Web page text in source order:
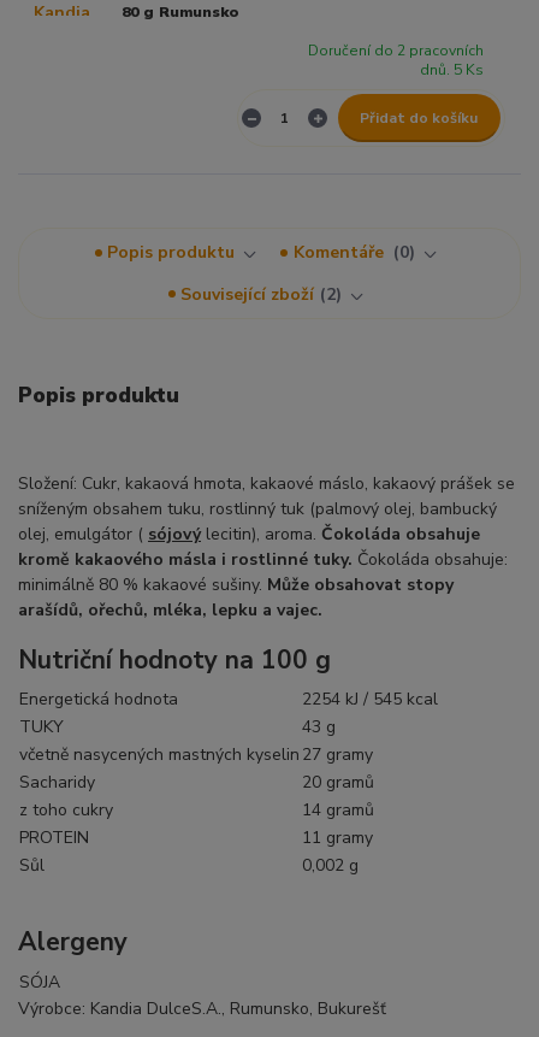
80 g Rumunsko
Doručení do 2 pracovních
dnů. 5 Ks
Přidat do košíku
Popis produktu Komentáře
0
Související zboží 2
Popis produktu
Složení: Cukr, kakaová hmota, kakaové máslo, kakaový prášek se
sníženým obsahem tuku, rostlinný tuk (palmový olej, bambucký
olej, emulgátor ( sójovýlecitin), aroma. Čokoláda obsahuje
kromě kakaového másla i rostlinné tuky. Čokoláda obsahuje:
minimálně 80 % kakaové sušiny. Může obsahovat stopy
arašídů, ořechů, mléka, lepku a vajec.
Nutriční hodnoty na 100 g
Energetická hodnota 2254 kJ / 545 kcal
TUKY
43 g
včetně nasycených mastných kyselin 27 gramy
Sacharidy
20 gramů
z toho cukry
14 gramů
PROTEIN
11 gramy
Sůl
0,002 g
Alergeny
SÓJA
Výrobce: Kandia DulceS.A., Rumunsko, Bukurešť